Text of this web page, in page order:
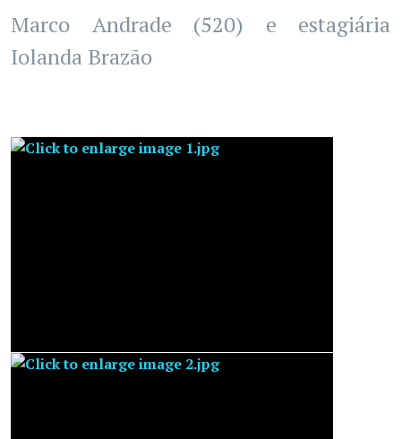
Marco Andrade (520) e estagiária
Iolanda Brazão